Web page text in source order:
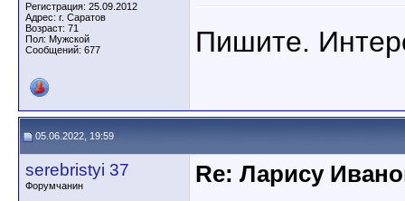
Регистрация: 25.09.2012
Адрес: г. Саратов
Возраст: 71
Пол: Мужской
Сообщений: 677
Пишите.
05.06.2022, 19:59
serebristyi 37
Форумчанин
Re: Ларису